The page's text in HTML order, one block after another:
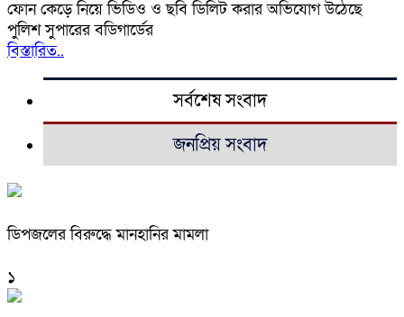
ফোন কেড়ে নিয়ে ভিডিও ও ছবি ডিলিট করার অভিযোগ উঠেছে
পুলিশ সুপারের বডিগার্ডের
বিস্তারিত..
সর্বশেষ সংবাদ
জনপ্রিয় সংবাদ
ডিপজলের বিরুদ্ধে মানহানির মামলা
১